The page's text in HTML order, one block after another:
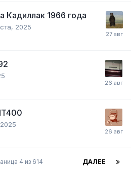
Кадиллак 1966 года
2025
ДАЛЕЕ
4 из 614